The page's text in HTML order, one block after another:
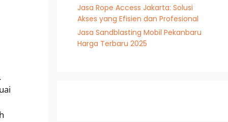
Jasa Rope Access Jakarta: Solusi
Akses yang Efisien dan Profesional
Jasa Sandblasting Mobil Pekanbaru
Harga Terbaru 2025